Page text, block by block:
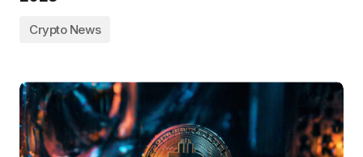
Crypto News